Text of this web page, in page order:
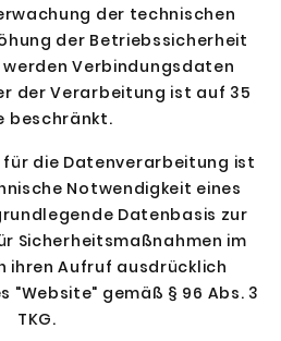
der technischen
der Betriebssicherheit
Verbindungsdaten
der Verarbeitung ist auf 35
beschränkt.
die Datenverarbeitung ist
Notwendigkeit eines
Datenbasis zur
Sicherheitsmaßnahmen im
ihren Aufruf ausdrücklich
"Website" gemäß § 96 Abs. 3
TKG.